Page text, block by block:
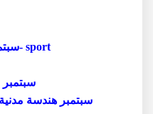
27 سبتمبرعلم النفس و الإجتماع- sport
30 سبتمبر هندسة